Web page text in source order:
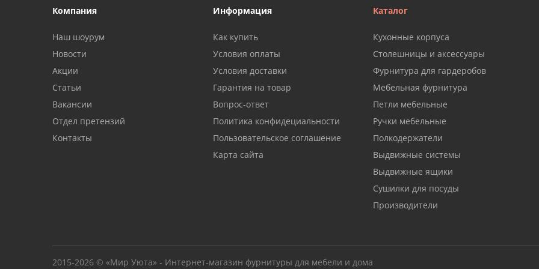
Компания
Наш шоурум
Новости
Акции
Статьи
Вакансии
Отдел претензий
Контакты
Информация
Как купить
Условия оплаты
Условия доставки
Гарантия на товар
Вопрос-ответ
Политика конфидециальности
Пользовательское соглашение
Карта сайта
Каталог
Кухонные корпуса
Столешницы и аксессуары
Фурнитура для гардеробов
Мебельная фурнитура
Петли мебельные
Ручки мебельные
Полкодержатели
Выдвижные системы
Выдвижные ящики
Сушилки для посуды
Производители
2015-2026 © «Мир Уюта» - Интернет-магазин фурнитуры для мебели и дома